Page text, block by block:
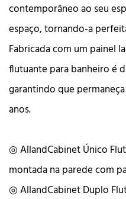
contemporâneo ao seu
espaço, tornando-a
Fabricada com um painel
flutuante para banheiro é
garantindo que
anos.
◎ AllandCabinet Único
montada na parede com
◎ AllandCabinet Duplo